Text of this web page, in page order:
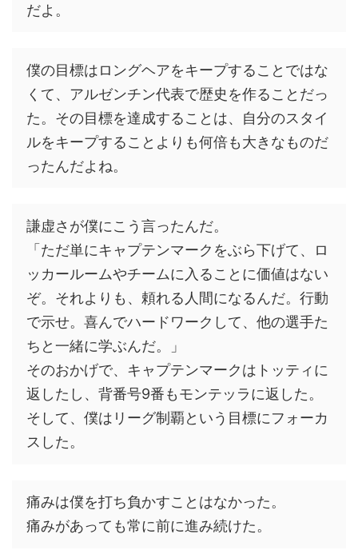
だよ。
僕の目標はロングヘアをキープすることではな
くて、アルゼンチン代表で歴史を作ることだっ
た。その目標を達成することは、自分のスタイ
ルをキープすることよりも何倍も大きなものだ
ったんだよね。
謙虚さが僕にこう言ったんだ。
「ただ単にキャプテンマークをぶら下げて、ロ
ッカールームやチームに入ることに価値はない
ぞ。それよりも、頼れる人間になるんだ。行動
で示せ。喜んでハードワークして、他の選手た
ちと一緒に学ぶんだ。」
そのおかげで、キャプテンマークはトッティに
返したし、背番号9番もモンテッラに返した。
そして、僕はリーグ制覇という目標にフォーカ
スした。
痛みは僕を打ち負かすことはなかった。
痛みがあっても常に前に進み続けた。